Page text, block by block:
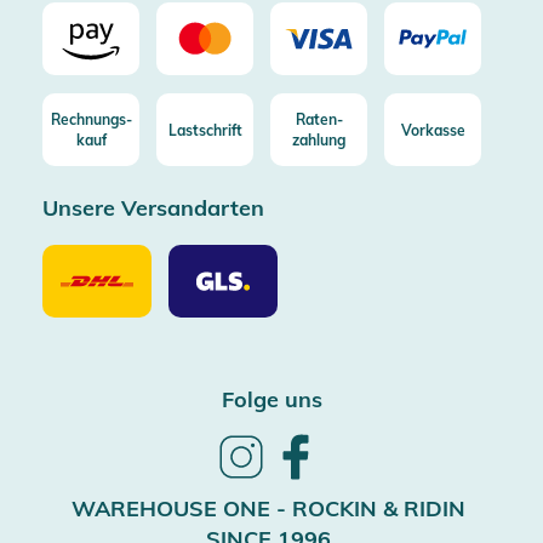
Rechnungs-
kauf
Lastschrift
Raten-
zahlung
Vorkasse
Unsere Versandarten
Unsere
Versandarten
DHL
Unsere
Versandarten
GLS
Folge uns
Follow
InstagramFacebook
WAREHOUSE ONE - ROCKIN & RIDIN